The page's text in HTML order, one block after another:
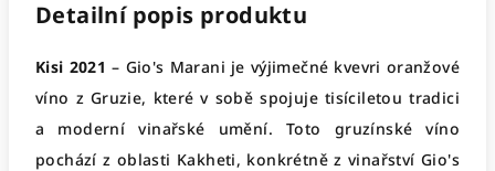
Detailní popis produktu
Kisi 2021 – Gio's Marani je výjimečné kvevri oranžové
víno z Gruzie, které v sobě spojuje tisíciletou tradici
a moderní vinařské umění. Toto gruzínské víno
pochází z oblasti Kakheti, konkrétně z vinařství Gio's